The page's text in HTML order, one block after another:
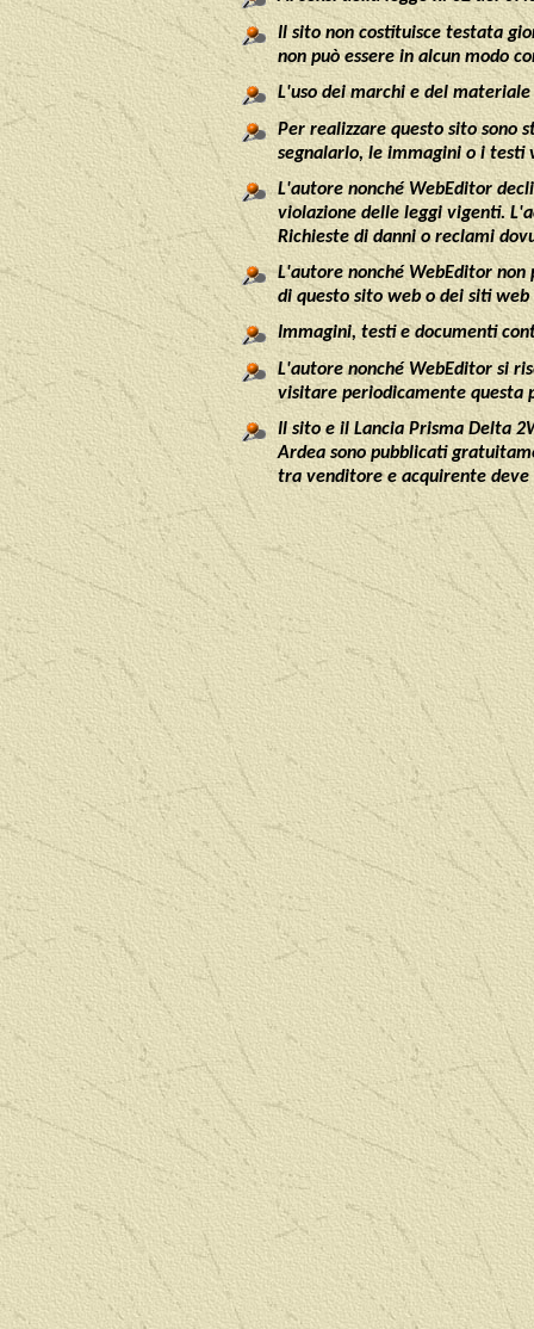
Il sito non costituisce testata
non può essere in alcun modo
L'uso dei marchi e del
Per realizzare questo sito sono
segnalarlo, le immagini o i testi
L'autore nonché WebEditor
violazione delle leggi vigenti.
Richieste di danni o reclami
L'autore nonché WebEditor
di questo sito web o dei siti
Immagini, testi e documenti
L'autore nonché WebEditor si
visitare periodicamente questa
Il sito eil Lancia Prisma Delta
Ardea sono pubblicati
tra venditore e acquirente